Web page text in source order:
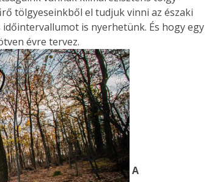
tölgyeseinkből el tudjuk vinni az északi
is nyerhetünk. És hogy egy
évre tervez.
A